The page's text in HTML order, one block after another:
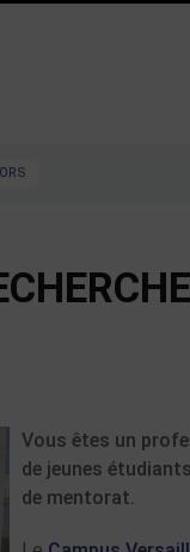
Vous êtes un
de jeunes
de mentorat.